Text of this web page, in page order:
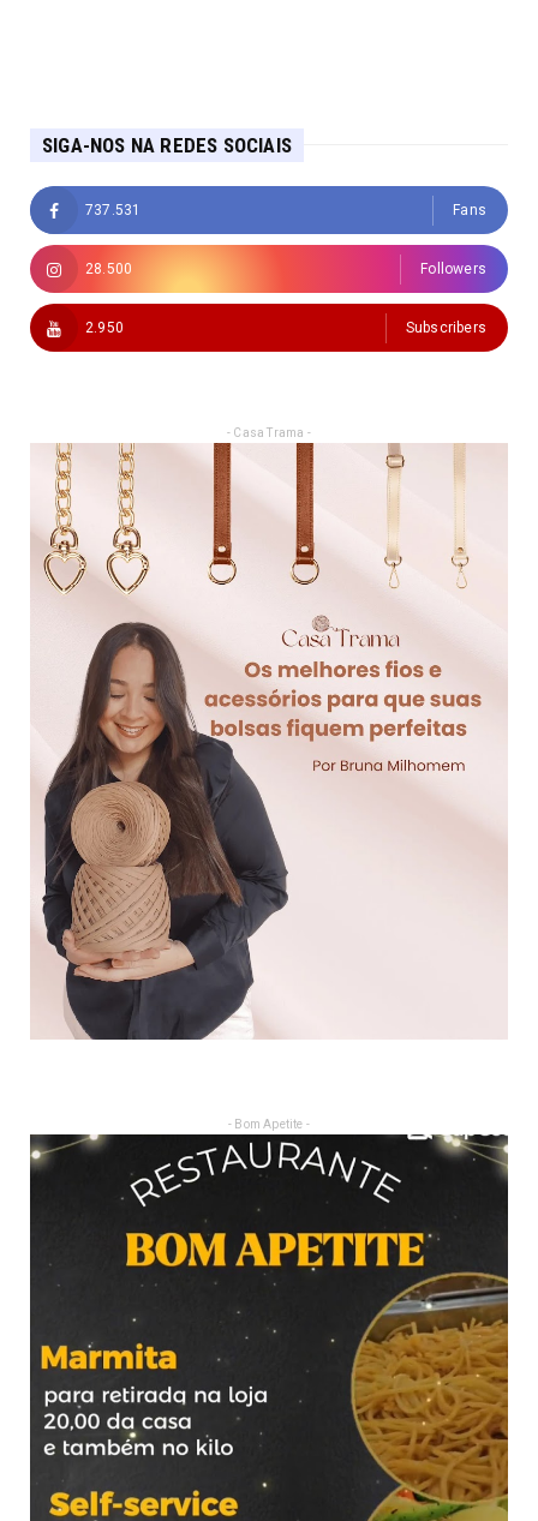
SIGA-NOS NA REDES SOCIAIS
737.531 Fans
28.500 Followers
2.950 Subscribers
- Casa Trama -
- Bom Apetite -